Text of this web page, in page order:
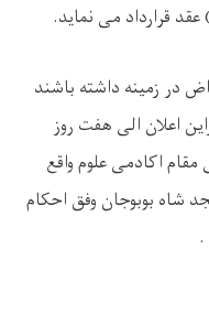
در زمینه داشته باشند
اعلان الی هفت روز
مقام اکادمی علوم واقع
شاه بوبوجان وفق احکام
.